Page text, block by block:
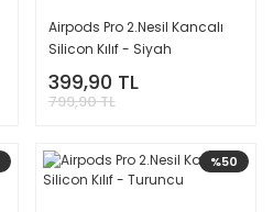
Airpods Pro 2.Nesil Kancalı
Silicon Kılıf - Siyah
399,90 TL
799,90 TL
%50